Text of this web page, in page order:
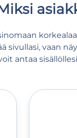
sivullasi, vaan
antaa